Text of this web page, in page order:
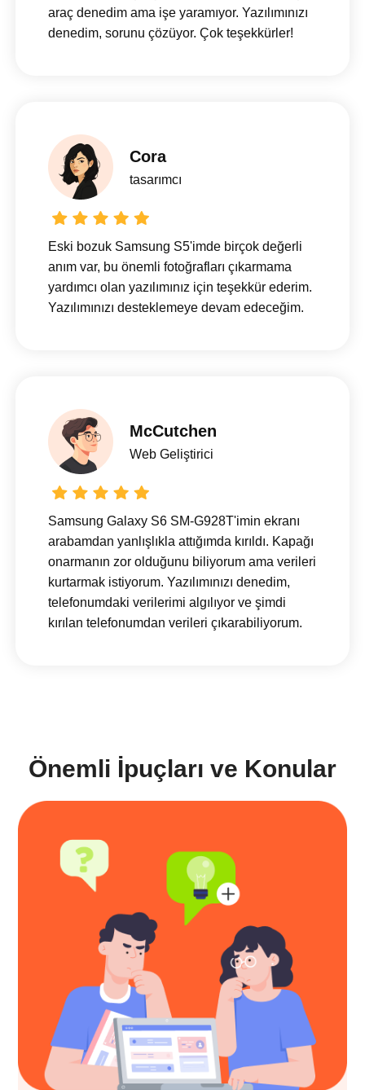
araç denedim ama işe yaramıyor. Yazılımınızı
denedim, sorunu çözüyor. Çok teşekkürler!
Cora
tasarımcı
Eski bozuk Samsung S5'imde birçok değerli
anım var, bu önemli fotoğrafları çıkarmama
yardımcı olan yazılımınız için teşekkür ederim.
Yazılımınızı desteklemeye devam edeceğim.
McCutchen
Web Geliştirici
Samsung Galaxy S6 SM-G928T'imin ekranı
arabamdan yanlışlıkla attığımda kırıldı. Kapağı
onarmanın zor olduğunu biliyorum ama verileri
kurtarmak istiyorum. Yazılımınızı denedim,
telefonumdaki verilerimi algılıyor ve şimdi
kırılan telefonumdan verileri çıkarabiliyorum.
Önemli İpuçları ve Konular